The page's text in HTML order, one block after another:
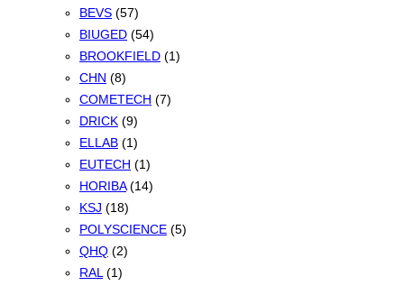
BEVS (57)
BIUGED (54)
BROOKFIELD (1)
CHN (8)
COMETECH (7)
DRICK (9)
ELLAB (1)
EUTECH (1)
HORIBA (14)
KSJ (18)
POLYSCIENCE (5)
QHQ (2)
RAL (1)